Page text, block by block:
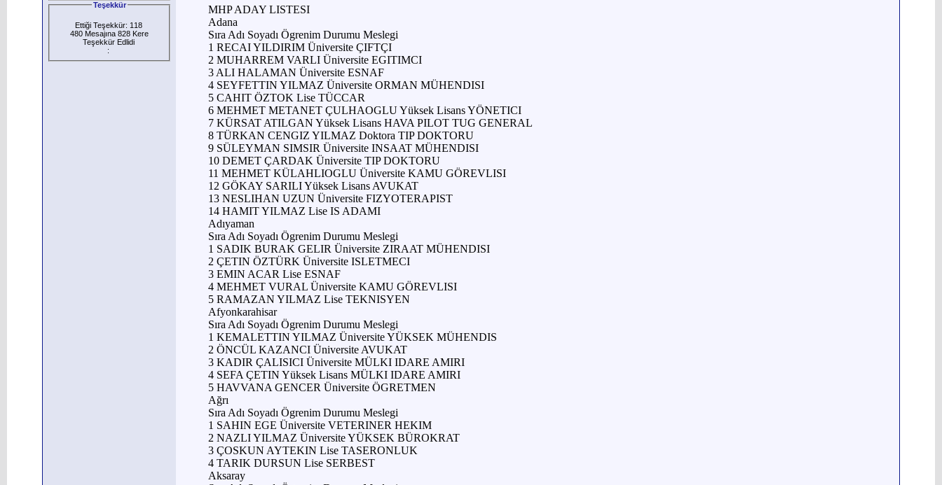
Teşekkür
Ettiği Teşekkür: 118
480 Mesajına 828 Kere
Teşekkür Edlidi
:
MHP ADAY LISTESI
Adana
Sıra Adı Soyadı Ögrenim Durumu Meslegi
1 RECAI YILDIRIM Üniversite ÇIFTÇI
2 MUHARREM VARLI Üniversite EGITIMCI
3 ALI HALAMAN Üniversite ESNAF
4 SEYFETTIN YILMAZ Üniversite ORMAN MÜHENDISI
5 CAHIT ÖZTOK Lise TÜCCAR
6 MEHMET METANET ÇULHAOGLU Yüksek Lisans YÖNETICI
7 KÜRSAT ATILGAN Yüksek Lisans HAVA PILOT TUG GENERAL
8 TÜRKAN CENGIZ YILMAZ Doktora TIP DOKTORU
9 SÜLEYMAN SIMSIR Üniversite INSAAT MÜHENDISI
10 DEMET ÇARDAK Üniversite TIP DOKTORU
11 MEHMET KÜLAHLIOGLU Üniversite KAMU GÖREVLISI
12 GÖKAY SARILI Yüksek Lisans AVUKAT
13 NESLIHAN UZUN Üniversite FIZYOTERAPIST
14 HAMIT YILMAZ Lise IS ADAMI
Adıyaman
Sıra Adı Soyadı Ögrenim Durumu Meslegi
1 SADIK BURAK GELIR Üniversite ZIRAAT MÜHENDISI
2 ÇETIN ÖZTÜRK Üniversite ISLETMECI
3 EMIN ACAR Lise ESNAF
4 MEHMET VURAL Üniversite KAMU GÖREVLISI
5 RAMAZAN YILMAZ Lise TEKNISYEN
Afyonkarahisar
Sıra Adı Soyadı Ögrenim Durumu Meslegi
1 KEMALETTIN YILMAZ Üniversite YÜKSEK MÜHENDIS
2 ÖNCÜL KAZANCI Üniversite AVUKAT
3 KADIR ÇALISICI Üniversite MÜLKI IDARE AMIRI
4 SEFA ÇETIN Yüksek Lisans MÜLKI IDARE AMIRI
5 HAVVANA GENCER Üniversite ÖGRETMEN
Ağrı
Sıra Adı Soyadı Ögrenim Durumu Meslegi
1 SAHIN EGE Üniversite VETERINER HEKIM
2 NAZLI YILMAZ Üniversite YÜKSEK BÜROKRAT
3 ÇOSKUN AYTEKIN Lise TASERONLUK
4 TARIK DURSUN Lise SERBEST
Aksaray